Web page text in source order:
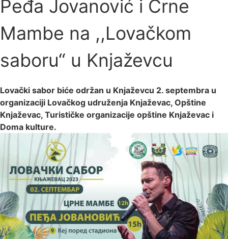
Peđa Jovanović i Crne
Mambe na ,,Lovačkom
saboru“ u Knjaževcu
Lovački sabor biće održan u Knjaževcu 2. septembra u
organizaciji Lovačkog udruženja Knjaževac, Opštine
Knjaževac, Turističke organizacije opštine Knjaževac i
Doma kulture.